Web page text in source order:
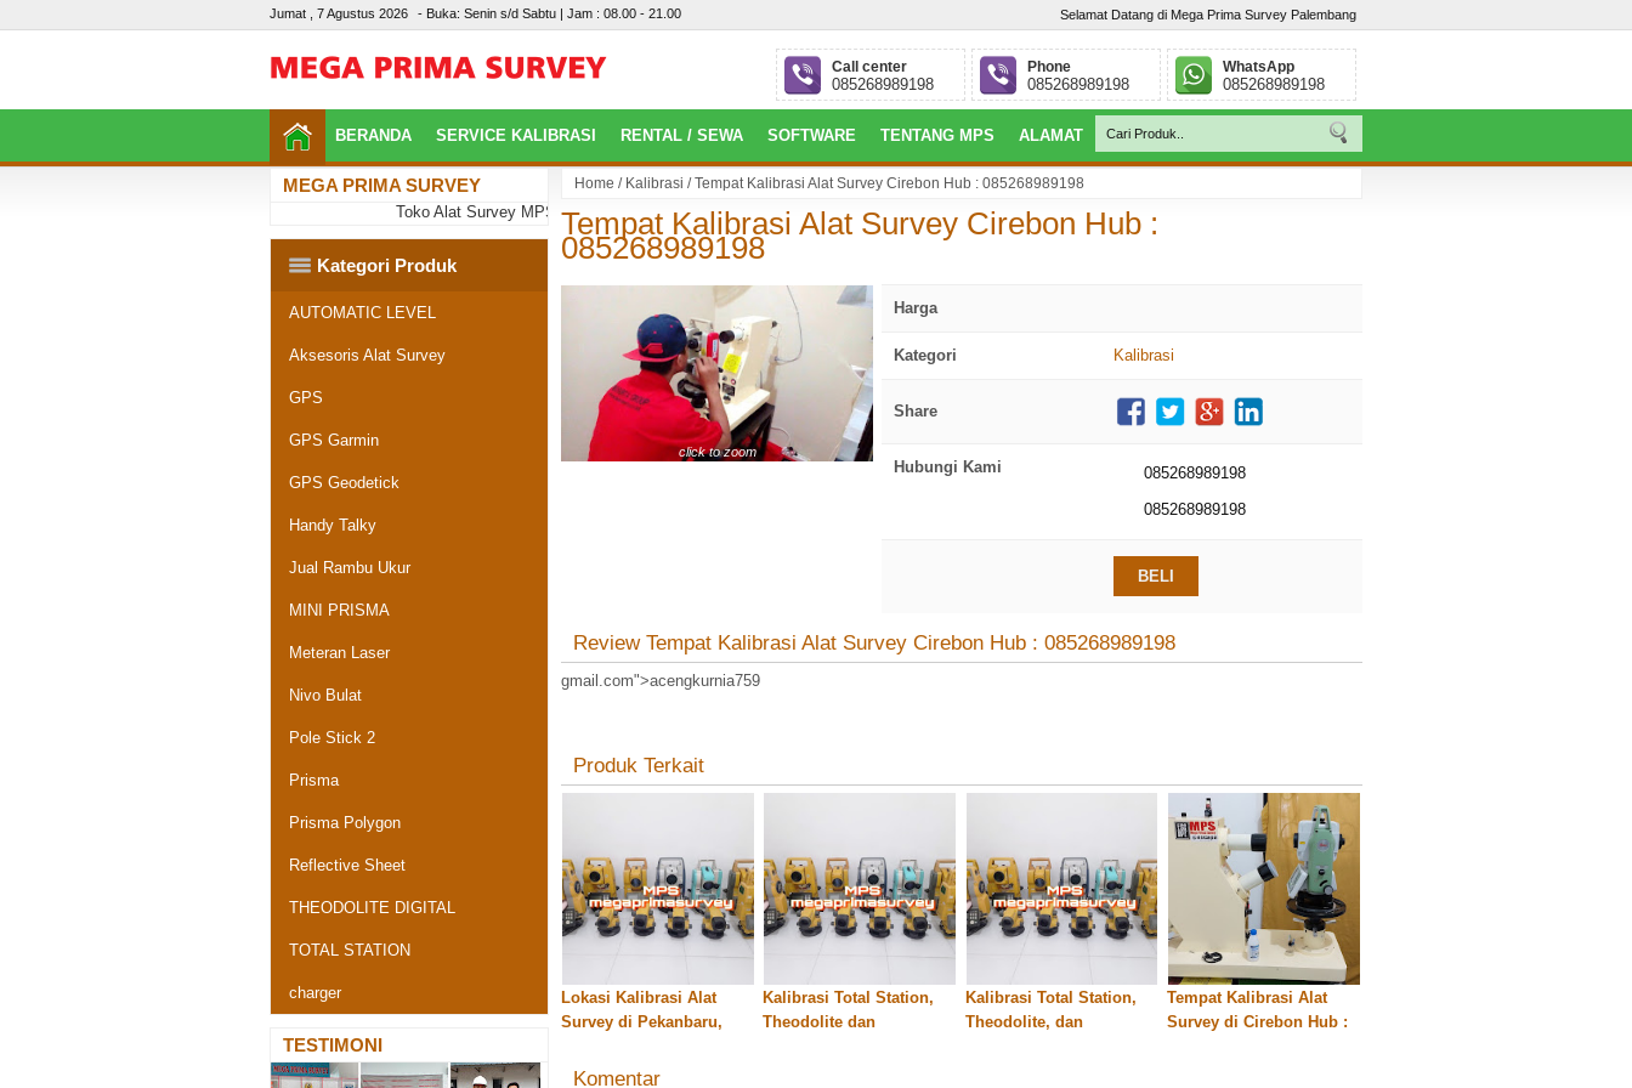
Jumat , 7 Agustus 2026 - Buka: Senin s/d Sabtu | Jam : 08.00 - 21.00 Selamat Datang di Mega Prima Survey Palembang
Call center
085268989198
Phone
085268989198
WhatsApp
085268989198
BERANDA SERVICE KALIBRASI RENTAL / SEWA SOFTWARE TENTANG MPS ALAMAT
Home / Kalibrasi /Tempat Kalibrasi Alat Survey Cirebon Hub : 085268989198
Tempat Kalibrasi Alat Survey Cirebon Hub :
085268989198
click to zoom
Harga
Kategori Kalibrasi
Share
Hubungi Kami
085268989198
085268989198
BELI
Review Tempat Kalibrasi Alat Survey Cirebon Hub : 085268989198
gmail.com">acengkurnia759
Produk Terkait
Lokasi Kalibrasi Alat
Survey di Pekanbaru,
085268989198
Kalibrasi Total Station,
Theodolite dan
Kalibrasi Total Station,
Theodolite, dan
Tempat Kalibrasi Alat
Survey di Cirebon Hub :
Komentar
MEGA PRIMA SURVEY
Toko Alat Survey MPS Palembang : Jl. Jepang, Perumahan Villa Gardena 4 Blok.P No.09, Alang-Alang Lebar, Palembang - Sumatera Selatan. Telp : / 085268989198
Kategori Produk
AUTOMATIC LEVEL
Aksesoris Alat Survey
GPS
GPS Garmin
GPS Geodetick
Handy Talky
Jual Rambu Ukur
MINI PRISMA
Meteran Laser
Nivo Bulat
Pole Stick 2
Prisma
Prisma Polygon
Reflective Sheet
THEODOLITE DIGITAL
TOTAL STATION
charger
TESTIMONI